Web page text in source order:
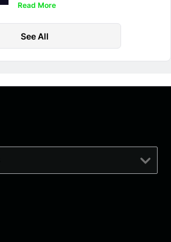
Read More
See All